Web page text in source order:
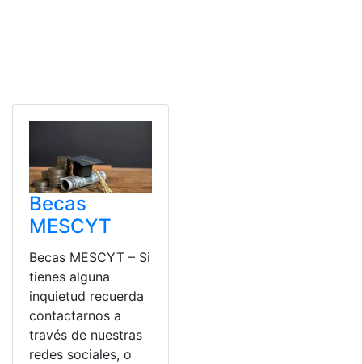
Becas
MESCYT
Becas MESCYT – Si
tienes alguna
inquietud recuerda
contactarnos a
través de nuestras
redes sociales, o